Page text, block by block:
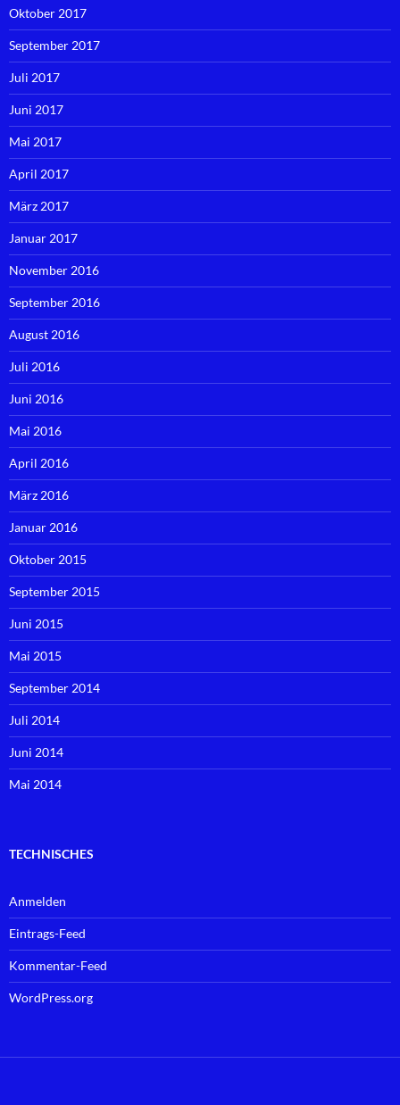
Oktober 2017
September 2017
Juli 2017
Juni 2017
Mai 2017
April 2017
März 2017
Januar 2017
November 2016
September 2016
August 2016
Juli 2016
Juni 2016
Mai 2016
April 2016
März 2016
Januar 2016
Oktober 2015
September 2015
Juni 2015
Mai 2015
September 2014
Juli 2014
Juni 2014
Mai 2014
TECHNISCHES
Anmelden
Eintrags-Feed
Kommentar-Feed
WordPress.org